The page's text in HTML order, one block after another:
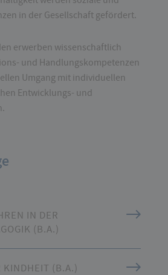
in der Gesellschaft gefördert.
erwerben wissenschaftlich
und Handlungskompetenzen
Umgang mit individuellen
Entwicklungs- und
IN DER
(B.A.)
KINDHEIT (B.A.)